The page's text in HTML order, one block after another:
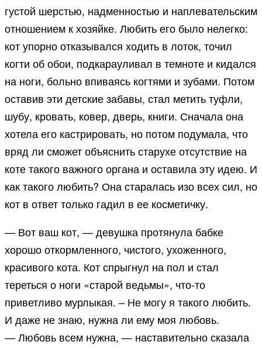
густой шерстью, надменностью и наплевательским
отношением к хозяйке. Любить его было нелегко:
кот упорно отказывался ходить в лоток, точил
когти об обои, подкарауливал в темноте и кидался
на ноги, больно впиваясь когтями и зубами. Потом
оставив эти детские забавы, стал метить туфли,
шубу, кровать, ковер, дверь, книги. Сначала она
хотела его кастрировать, но потом подумала, что
вряд ли сможет объяснить старухе отсутствие на
коте такого важного органа и оставила эту идею. И
как такого любить? Она старалась изо всех сил, но
кот в ответ только гадил в ее косметичку.
— Вот ваш кот, — девушка протянула бабке
хорошо откормленного, чистого, ухоженного,
красивого кота. Кот спрыгнул на пол и стал
тереться о ноги «старой ведьмы», что-то
приветливо мурлыкая. – Не могу я такого любить.
И даже не знаю, нужна ли ему моя любовь.
— Любовь всем нужна, — наставительно сказала